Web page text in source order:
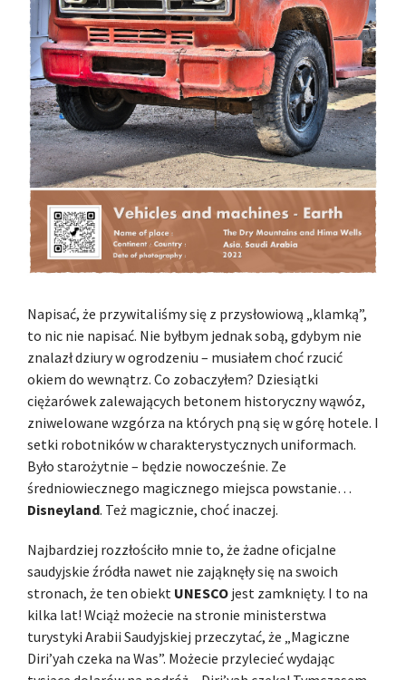
Napisać, że przywitaliśmy się z przysłowiową „klamką”,
to nic nie napisać. Nie byłbym jednak sobą, gdybym nie
znalazł dziury w ogrodzeniu – musiałem choć rzucić
okiem do wewnątrz. Co zobaczyłem? Dziesiątki
ciężarówek zalewających betonem historyczny wąwóz,
zniwelowane wzgórza na których pną się w górę hotele. I
setki robotników w charakterystycznych uniformach.
Było starożytnie – będzie nowocześnie. Ze
średniowiecznego magicznego miejsca powstanie…
Disneyland. Też magicznie, choć inaczej.
Najbardziej rozzłościło mnie to, że żadne oficjalne
saudyjskie źródła nawet nie zająknęły się na swoich
stronach, że ten obiekt UNESCO jest zamknięty. I to na
kilka lat! Wciąż możecie na stronie ministerstwa
turystyki Arabii Saudyjskiej przeczytać, że „Magiczne
Diri’yah czeka na Was”. Możecie przylecieć wydając